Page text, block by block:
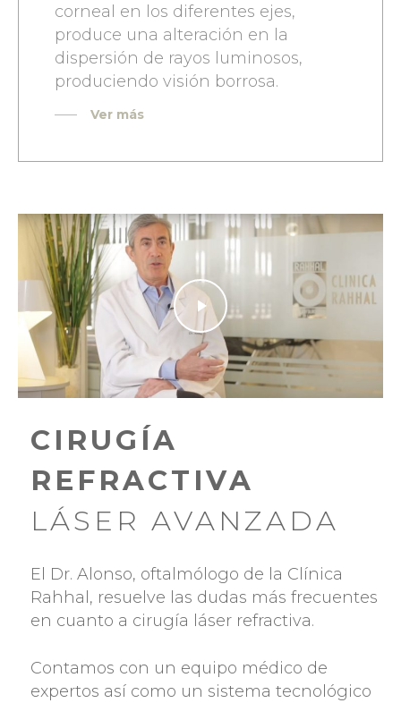
corneal en los diferentes ejes,
produce una alteración en la
dispersión de rayos luminosos,
produciendo visión borrosa.
Ver más
Play Video
Play Video
CIRUGÍA
REFRACTIVA
LÁSER AVANZADA
El Dr. Alonso, oftalmólogo de la Clínica
Rahhal, resuelve las dudas más frecuentes
en cuanto a cirugía láser refractiva.
Contamos con un equipo médico de
expertos así como un sistema tecnológico